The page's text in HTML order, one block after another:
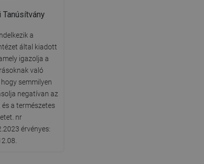
Tanúsítvány
a
által kiadott
igazolja a
való
semmilyen
negatívan az
a természetes
nr
érvényes: